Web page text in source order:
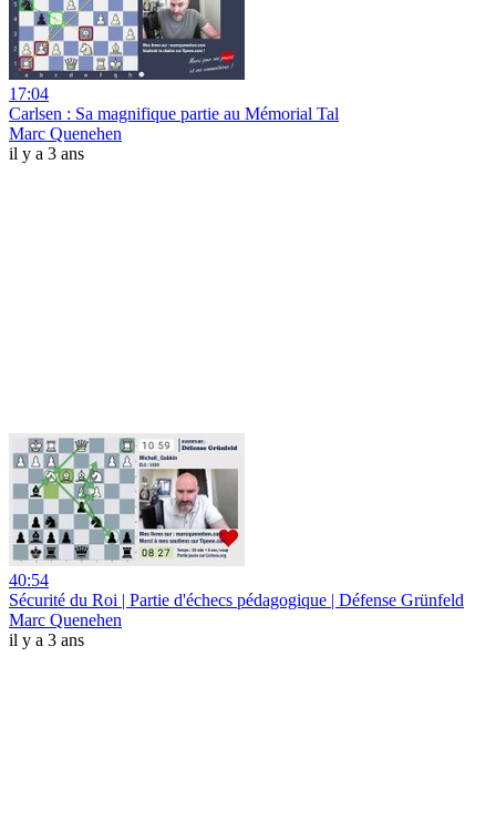
17:04
Carlsen : Sa magnifique partie au Mémorial Tal
Marc Quenehen
il y a 3 ans
40:54
Sécurité du Roi | Partie d'échecs pédagogique | Défense Grünfeld
Marc Quenehen
il y a 3 ans